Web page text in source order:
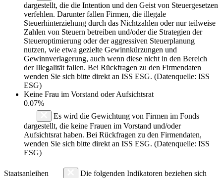
dargestellt, die die Intention und den Geist von Steuergesetzen
verfehlen. Darunter fallen Firmen, die illegale
Steuerhinterziehung durch das Nichtzahlen oder nur teilweise
Zahlen von Steuern betreiben und/oder die Strategien der
Steueroptimierung oder der aggressiven Steuerplanung
nutzen, wie etwa gezielte Gewinnkürzungen und
Gewinnverlagerung, auch wenn diese nicht in den Bereich
der Illegalität fallen. Bei Rückfragen zu den Firmendaten
wenden Sie sich bitte direkt an ISS ESG. (Datenquelle: ISS
ESG)
Keine Frau im Vorstand oder Aufsichtsrat
0.07%
Es wird die Gewichtung von Firmen im Fonds
dargestellt, die keine Frauen im Vorstand und/oder
Aufsichtsrat haben. Bei Rückfragen zu den Firmendaten,
wenden Sie sich bitte direkt an ISS ESG. (Datenquelle: ISS
ESG)
Staatsanleihen
Die folgenden Indikatoren beziehen sich